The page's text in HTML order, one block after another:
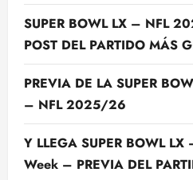
SUPER BOWL LX – NFL
POST DEL PARTIDO MÁS
PREVIA DE LA SUPER
– NFL 2025/26
Y LLEGA SUPER BOWL
Week – PREVIA DEL